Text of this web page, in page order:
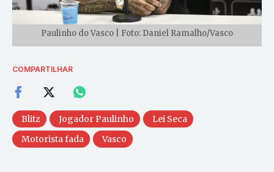
Paulinho do Vasco | Foto: Daniel Ramalho/Vasco
COMPARTILHAR
Blitz Jogador Paulinho
Lei Seca
Motorista fada
Vasco